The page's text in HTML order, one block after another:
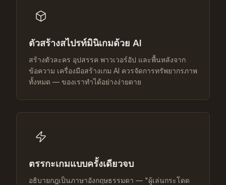
ตัวสร้างสไปรท์มินิเกมด้วย AI
สร้างตัวละคร อุปสรรค พาวเวอร์อัป และพื้นหลังจาก
ข้อความ เครื่องมือสร้างเกม AI ควรจัดการทรัพยากรภาพ
ทั้งหมด — ของเราทำได้อย่างง่ายดาย
ตรรกะเกมแบบครั้งเดียวจบ
อธิบายกฎเป็นภาษาอังกฤษธรรมดา — "ผู้เล่นกระโดด